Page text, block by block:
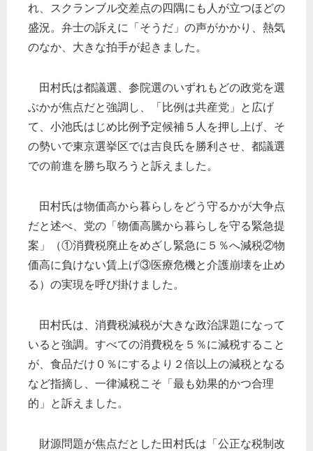
れ、スクランブル交差点の四隅にも人が立つほどの
盛況。弁士の訴えに「そうだ」の声がかかり、熱気
のなか、大きな拍手が起きました。
田村氏は都議選、参院選のいずれもどの政党を選
ぶかが焦点だと強調し、「比例は共産党」と広げ
て、小池氏はじめ比例予定候補５人を押し上げ、そ
の勢いで東京選挙区では吉良氏を勝利させ、都議選
での前進を勝ち取ろうと訴えました。
田村氏は物価高から暮らしをどう守るかが大争点
だと述べ、党の「物価高騰から暮らしを守る緊急提
案」（①消費税廃止をめざし緊急に５％へ減税②物
価高に負けない賃上げ③医療危機と介護崩壊を止め
る）の実現を呼び掛けました。
田村氏は、消費税減税が大きな政治課題になって
いると強調。すべての消費税を５％に減税すること
が、食品だけ０％にするより２倍以上の減税となる
など指摘し、一律減税こそ「最も効果的かつ合理
的」と訴えました。
財源問題が焦点だとした田村氏は「公正な税制改